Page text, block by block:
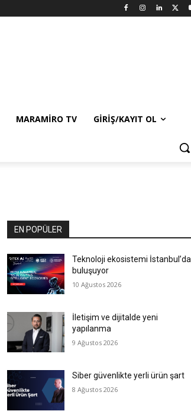
MARAMIRO TV GIRIŞ/KAYIT OL
EN POPÜLER
Teknoloji ekosistemi İstanbul’da
buluşuyor
10 Ağustos 2026
İletişim ve dijitalde yeni
yapılanma
9 Ağustos 2026
Siber güvenlikte yerli ürün şart
8 Ağustos 2026